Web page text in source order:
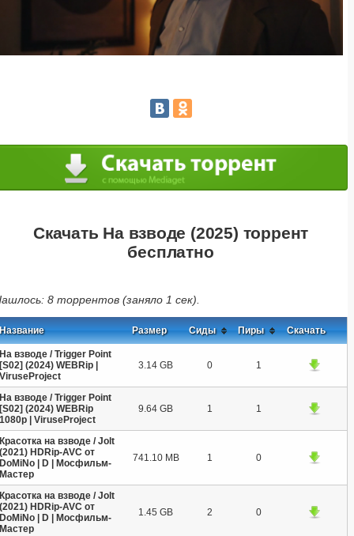
Скачать На взводе (2025) торрент
бесплатно
8 торрентов (заняло 1 сек).
Название Размер Сиды Пиры Скачать
На взводе / Trigger Point
[S02] (2024) WEBRip |
ViruseProject
3.14 GB 0 1
На взводе / Trigger Point
[S02] (2024) WEBRip
1080p | ViruseProject
9.64 GB 1 1
Красотка на взводе / Jolt
(2021) HDRip-AVC от
DoMiNo | D | Мосфильм-
Мастер
741.10 MB 1 0
Красотка на взводе / Jolt
(2021) HDRip-AVC от
DoMiNo | D | Мосфильм-
Мастер
1.45 GB 2 0